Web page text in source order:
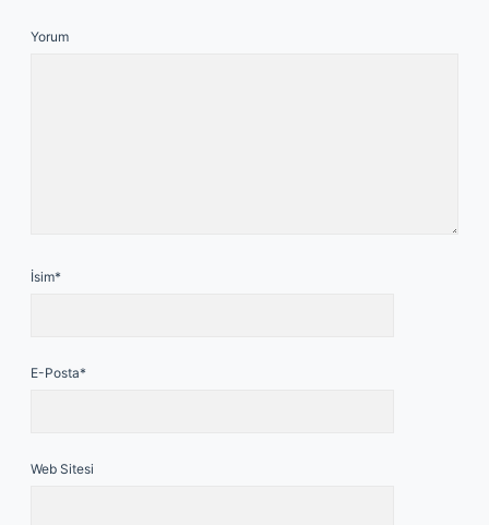
Yorum
İsim*
E-Posta*
Web Sitesi